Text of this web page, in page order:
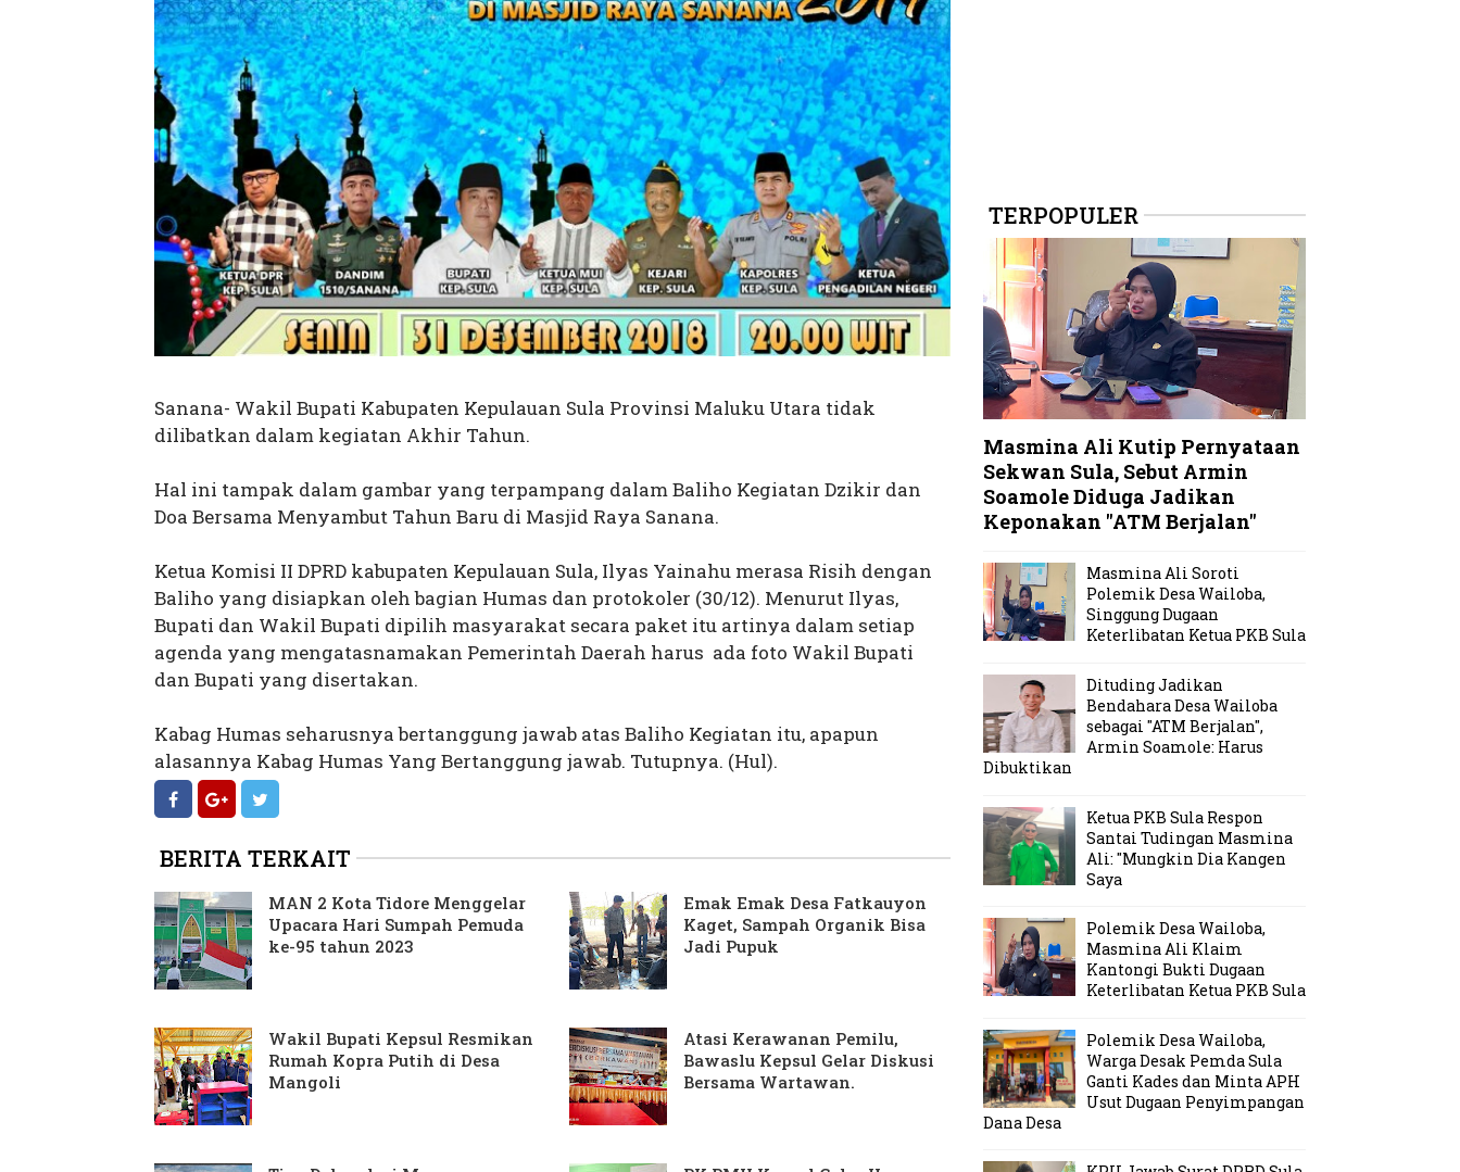
Sanana- Wakil Bupati Kabupaten Kepulauan Sula Provinsi Maluku Utara tidak
dilibatkan dalam kegiatan Akhir Tahun.
Hal ini tampak dalam gambar yang terpampang dalam Baliho Kegiatan Dzikir dan
Doa Bersama Menyambut Tahun Baru di Masjid Raya Sanana.
Ketua Komisi II DPRD kabupaten Kepulauan Sula, Ilyas Yainahu merasa Risih dengan
Baliho yang disiapkan oleh bagian Humas dan protokoler (30/12). Menurut Ilyas,
Bupati dan Wakil Bupati dipilih masyarakat secara paket itu artinya dalam setiap
agenda yang mengatasnamakan Pemerintah Daerah harus ada foto Wakil Bupati
dan Bupati yang disertakan.
Kabag Humas seharusnya bertanggung jawab atas Baliho Kegiatan itu, apapun
alasannya Kabag Humas Yang Bertanggung jawab. Tutupnya. (Hul).
BERITA TERKAIT
MAN 2 Kota Tidore Menggelar
Upacara Hari Sumpah Pemuda
ke-95 tahun 2023
Emak Emak Desa Fatkauyon
Kaget, Sampah Organik Bisa
Jadi Pupuk
Wakil Bupati Kepsul Resmikan
Rumah Kopra Putih di Desa
Mangoli
Atasi Kerawanan Pemilu,
Bawaslu Kepsul Gelar Diskusi
Bersama Wartawan.
TERPOPULER
Masmina Ali Kutip Pernyataan
Sekwan Sula, Sebut Armin
Soamole Diduga Jadikan
Keponakan "ATM Berjalan"
Masmina Ali Soroti
Polemik Desa Wailoba,
Singgung Dugaan
Keterlibatan Ketua PKB Sula
Dituding Jadikan
Bendahara Desa Wailoba
sebagai "ATM Berjalan",
Armin Soamole: Harus
Dibuktikan
Ketua PKB Sula Respon
Santai Tudingan Masmina
Ali: "Mungkin Dia Kangen
Saya
Polemik Desa Wailoba,
Masmina Ali Klaim
Kantongi Bukti Dugaan
Keterlibatan Ketua PKB Sula
Polemik Desa Wailoba,
Warga Desak Pemda Sula
Ganti Kades dan Minta APH
Usut Dugaan Penyimpangan
Dana Desa